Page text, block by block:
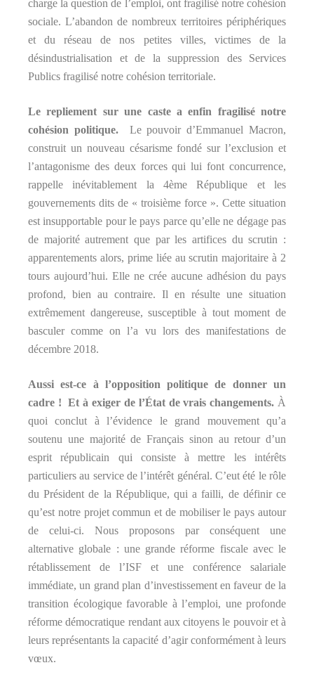
charge la question de l’emploi, ont fragilisé notre cohésion
sociale. L’abandon de nombreux territoires périphériques
et du réseau de nos petites villes, victimes de la
désindustrialisation et de la suppression des Services
Publics fragilisé notre cohésion territoriale.
Le repliement sur une caste a enfin fragilisé notre
cohésion politique. Le pouvoir d’Emmanuel Macron,
construit un nouveau césarisme fondé sur l’exclusion et
l’antagonisme des deux forces qui lui font concurrence,
rappelle inévitablement la 4ème République et les
gouvernements dits de « troisième force ». Cette situation
est insupportable pour le pays parce qu’elle ne dégage pas
de majorité autrement que par les artifices du scrutin :
apparentements alors, prime liée au scrutin majoritaire à 2
tours aujourd’hui. Elle ne crée aucune adhésion du pays
profond, bien au contraire. Il en résulte une situation
extrêmement dangereuse, susceptible à tout moment de
basculer comme on l’a vu lors des manifestations de
décembre 2018.
Aussi est-ce à l’opposition politique de donner un
cadre ! Et à exiger de l’État de vrais changements. À
quoi conclut à l’évidence le grand mouvement qu’a
soutenu une majorité de Français sinon au retour d’un
esprit républicain qui consiste à mettre les intérêts
particuliers au service de l’intérêt général. C’eut été le rôle
du Président de la République, qui a failli, de définir ce
qu’est notre projet commun et de mobiliser le pays autour
de celui-ci. Nous proposons par conséquent une
alternative globale : une grande réforme fiscale avec le
rétablissement de l’ISF et une conférence salariale
immédiate, un grand plan d’investissement en faveur de la
transition écologique favorable à l’emploi, une profonde
réforme démocratique rendant aux citoyens le pouvoir et à
leurs représentants la capacité d’agir conformément à leurs
vœux.